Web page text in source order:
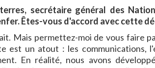
secrétaire général des
Êtes-vous d'accord avec cette
Mais permettez-moi de vous faire
est un atout : les communications,
En réalité, nous avons